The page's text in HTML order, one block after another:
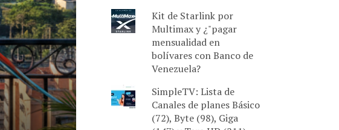
Kit de Starlink por
Multimax y ¿"pagar
mensualidad en
bolívares con Banco de
Venezuela?
SimpleTV: Lista de
Canales de planes Básico
(72), Byte (98), Giga